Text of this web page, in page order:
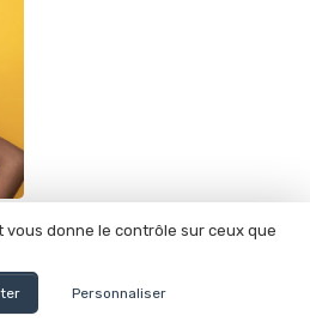
donne le contrôle sur ceux que
Personnaliser